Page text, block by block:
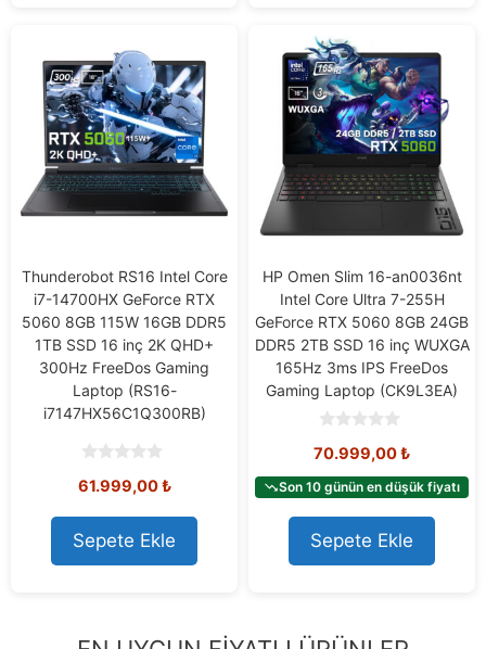
Thunderobot RS16 Intel Core
i7-14700HX GeForce RTX
5060 8GB 115W 16GB DDR5
1TB SSD 16 inç 2K QHD+
300Hz FreeDos Gaming
Laptop (RS16-
i7147HX56C1Q300RB)
o
t
o
f
5
61.999,00₺
Sepete Ekle
HP Omen Slim 16-an0036nt
Intel Core Ultra 7-255H
GeForce RTX 5060 8GB 24GB
DDR5 2TB SSD 16 inç WUXGA
165Hz 3ms IPS FreeDos
Gaming Laptop (CK9L3EA)
o
t
o
f
5
70.999,00₺
Son 10 günün en düşük fiyatı
Sepete Ekle